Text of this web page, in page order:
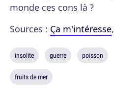
monde ces cons là ?
Sources : Ça m'intéresse,
insolite guerre poisson
fruits de mer